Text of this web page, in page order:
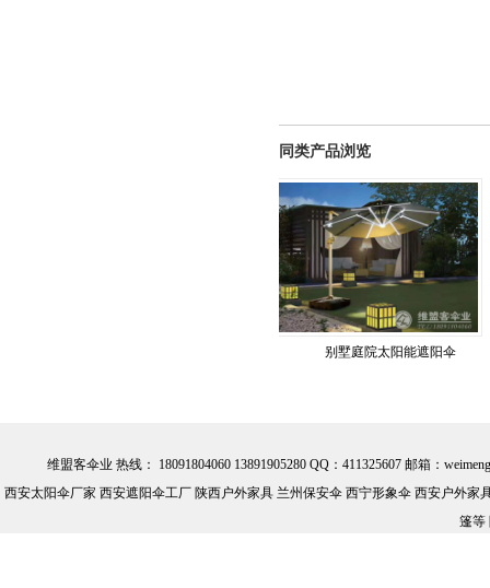
同类产品浏览
别墅庭院太阳能遮阳伞
维盟客伞业 热线： 18091804060 13891905280 QQ：411325607 邮箱：
西安太阳伞厂家 西安遮阳伞工厂 陕西户外家具 兰州保安伞 西宁形象伞 西安户外
篷等